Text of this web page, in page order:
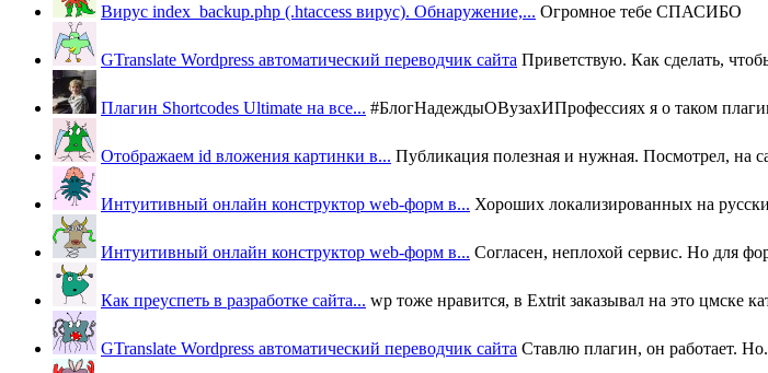
Вирус index_backup.php (.htaccess вируc). Обнаружение,... Огромное тебе СПАСИБО
GTranslate Wordpress автоматический переводчик сайта Приветствую. Как сделать,
Плагин Shortcodes Ultimate на все... #БлогНадеждыОВузахИПрофессиях я о таком
Отображаем id вложения картинки в... Публикация полезная и нужная. Посмотрел, на
Интуитивный онлайн конструктор web-форм в... Хороших локализированных на
Интуитивный онлайн конструктор web-форм в... Согласен, неплохой сервис. Но для
Как преуспеть в разработке сайта... wp тоже нравится, в Extrit заказывал на это цмске
GTranslate Wordpress автоматический переводчик сайта Ставлю плагин, он работает.